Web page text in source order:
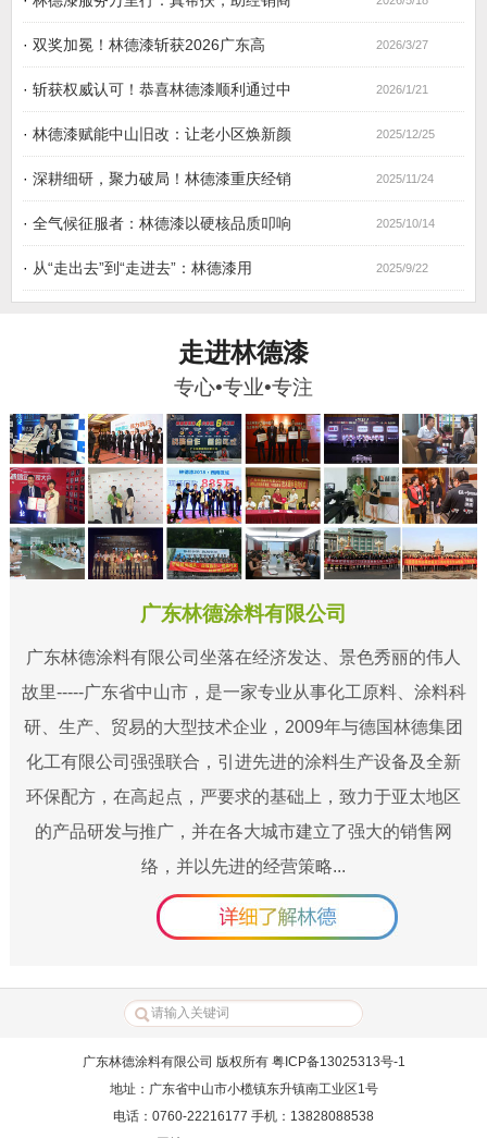
· 双奖加冕！林德漆斩获2026广东高 2026/3/27
· 斩获权威认可！恭喜林德漆顺利通过中 2026/1/21
· 林德漆赋能中山旧改：让老小区焕新颜 2025/12/25
· 深耕细研，聚力破局！林德漆重庆经销 2025/11/24
· 全气候征服者：林德漆以硬核品质叩响 2025/10/14
· 从“走出去”到“走进去”：林德漆用 2025/9/22
走进林德漆
专心•专业•专注
广东林德涂料有限公司
广东林德涂料有限公司坐落在经济发达、景色秀丽的伟人
故里-----广东省中山市，是一家专业从事化工原料、涂料科
研、生产、贸易的大型技术企业，2009年与德国林德集团
化工有限公司强强联合，引进先进的涂料生产设备及全新
环保配方，在高起点，严要求的基础上，致力于亚太地区
的产品研发与推广，并在各大城市建立了强大的销售网
络，并以先进的经营策略...
广东林德涂料有限公司 版权所有 粤ICP备13025313号-1
地址：广东省中山市小榄镇东升镇南工业区1号
电话：0760-22216177 手机：13828088538